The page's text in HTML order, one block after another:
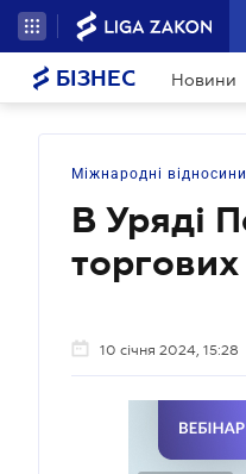
БІЗНЕС Новини
Міжнародні відносини
В Уряді
10 січня 2024, 15:28